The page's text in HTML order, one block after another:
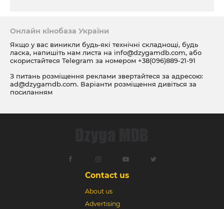
Онлайн кінобаза України
Якщо у вас виникли будь-які технічні складнощі, будь
ласка, напишіть нам листа на info@dzygamdb.com, або
скористайтеся Telegram за номером +38(096)889-21-91
З питань розміщення реклами звертайтеся за адресою:
ad@dzygamdb.com. Варіанти розміщення дивіться за
посиланням
Contact us
About us
Advertising